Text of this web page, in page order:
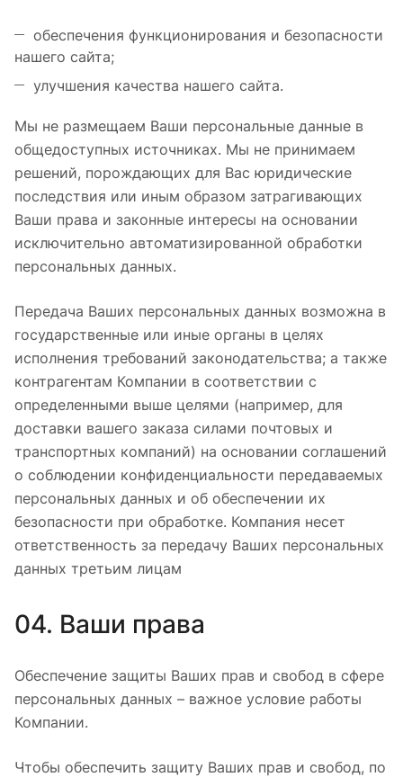
обеспечения функционирования и безопасности
нашего сайта;
улучшения качества нашего сайта.
Мы не размещаем Ваши персональные данные в
общедоступных источниках. Мы не принимаем
решений, порождающих для Вас юридические
последствия или иным образом затрагивающих
Ваши права и законные интересы на основании
исключительно автоматизированной обработки
персональных данных.
Передача Ваших персональных данных возможна в
государственные или иные органы в целях
исполнения требований законодательства; а также
контрагентам Компании в соответствии с
определенными выше целями (например, для
доставки вашего заказа силами почтовых и
транспортных компаний) на основании соглашений
о соблюдении конфиденциальности передаваемых
персональных данных и об обеспечении их
безопасности при обработке. Компания несет
ответственность за передачу Ваших персональных
данных третьим лицам
04. Ваши права
Обеспечение защиты Ваших прав и свобод в сфере
персональных данных – важное условие работы
Компании.
Чтобы обеспечить защиту Ваших прав и свобод, по